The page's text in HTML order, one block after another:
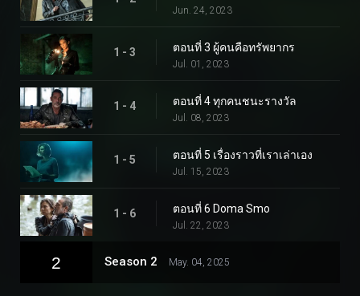
Jun. 24, 2023
1 - 3 ตอนที่ 3 ผู้คนคือทรัพยากร
Jul. 01, 2023
1 - 4 ตอนที่ 4 ทุกคนชนะรางวัล
Jul. 08, 2023
1 - 5 ตอนที่ 5 เรื่องราวที่เราเล่าเอง
Jul. 15, 2023
1 - 6 ตอนที่ 6 Doma Smo
Jul. 22, 2023
2 Season 2 May. 04, 2025